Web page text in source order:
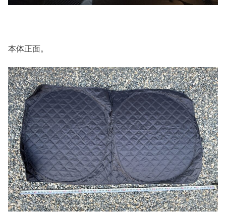
本体正面。